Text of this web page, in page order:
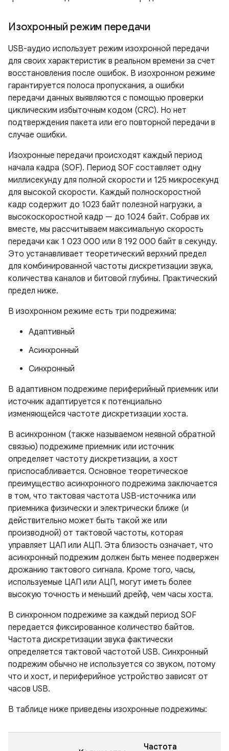
Изохронный режим передачи
USB-аудио использует режим изохронной передачи
для своих характеристик в реальном времени за счет
восстановления после ошибок. В изохронном режиме
гарантируется полоса пропускания, а ошибки
передачи данных выявляются с помощью проверки
циклическим избыточным кодом (CRC). Но нет
подтверждения пакета или его повторной передачи в
случае ошибки.
Изохронные передачи происходят каждый период
начала кадра (SOF). Период SOF составляет одну
миллисекунду для полной скорости и 125 микросекунд
для высокой скорости. Каждый полноскоростной
кадр содержит до 1023 байт полезной нагрузки, а
высокоскоростной кадр — до 1024 байт. Собрав их
вместе, мы рассчитываем максимальную скорость
передачи как 1 023 000 или 8 192 000 байт в секунду.
Это устанавливает теоретический верхний предел
для комбинированной частоты дискретизации звука,
количества каналов и битовой глубины. Практический
предел ниже.
В изохронном режиме есть три подрежима:
Адаптивный
Асинхронный
Синхронный
В адаптивном подрежиме периферийный приемник или
источник адаптируется к потенциально
изменяющейся частоте дискретизации хоста.
В асинхронном (также называемом неявной обратной
связью) подрежиме приемник или источник
определяет частоту дискретизации, а хост
приспосабливается. Основное теоретическое
преимущество асинхронного подрежима заключается
в том, что тактовая частота USB-источника или
приемника физически и электрически ближе (и
действительно может быть такой же или
производной) от тактовой частоты, которая
управляет ЦАП или АЦП. Эта близость означает, что
асинхронный подрежим должен быть менее подвержен
дрожанию тактового сигнала. Кроме того, часы,
используемые ЦАП или АЦП, могут иметь более
высокую точность и меньший дрейф, чем часы хоста.
В синхронном подрежиме за каждый период SOF
передается фиксированное количество байтов.
Частота дискретизации звука фактически
определяется тактовой частотой USB. Синхронный
подрежим обычно не используется со звуком, потому
что и хост, и периферийное устройство зависят от
часов USB.
В таблице ниже приведены изохронные подрежимы:
Частота